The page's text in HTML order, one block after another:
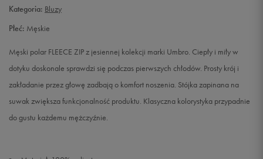
XL
Kategoria: Bluzy
Płeć: Męskie
Męski polar FLEECE ZIP z jesiennej kolekcji marki Umbro. Ciepły i miły w
dotyku doskonale sprawdzi się podczas pierwszych chłodów. Prosty krój i
zakładanie przez głowę zadbają o komfort noszenia. Stójka zapinana na
suwak zwiększa funkcjonalność produktu. Klasyczna kolorystyka przypadnie
do gustu każdemu mężczyźnie.